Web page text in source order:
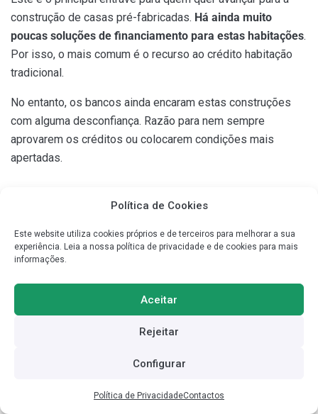
Política de Cookies
Este website utiliza cookies próprios e de terceiros para melhorar a sua
experiência. Leia a nossa política de privacidade e de cookies para mais
informações.
Aceitar
Rejeitar
Configurar
Política de PrivacidadeContactos
construção de casas pré-fabricadas. Há ainda muito
poucas soluções de financiamento para estas habitações.
Por isso, o mais comum é o recurso ao crédito habitação
tradicional.
No entanto, os bancos ainda encaram estas construções
com alguma desconfiança. Razão para nem sempre
aprovarem os créditos ou colocarem condições mais
apertadas.
2. Pagamento Antecipado
Se na construção tradicional os pagamentos são feitos por
fases, no caso dascasas modulares requerem
disponibilidade financeira dos proprietários, sob pena de
pré-fabricas é o facto de assentarem em modelos já